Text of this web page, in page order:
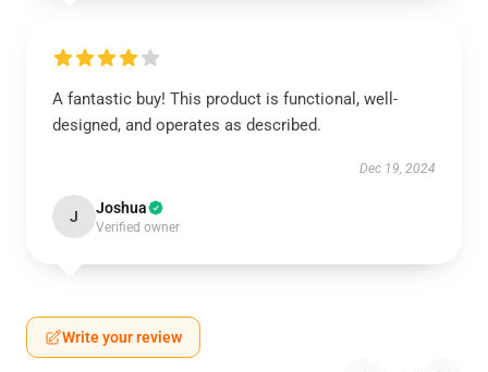
A fantastic buy! This product is functional, well-
designed, and operates as described.
Dec 19, 2024
J Joshua
Verified owner
Write your review